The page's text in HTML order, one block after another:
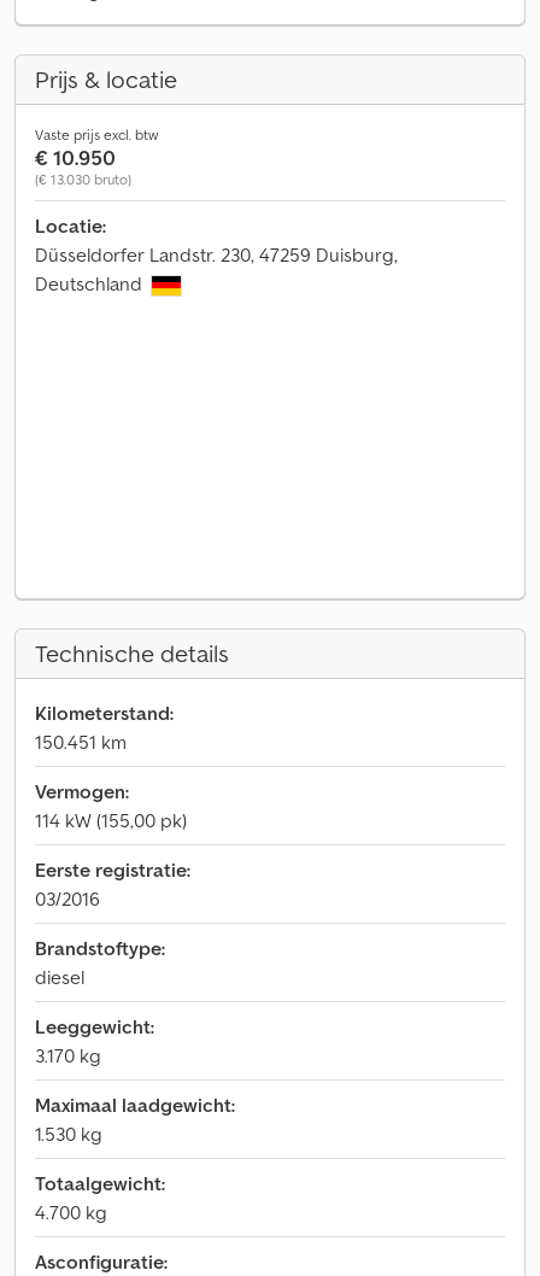
Prijs & locatie
Vaste prijs excl. btw
€ 10.950
(€ 13.030 bruto)
Locatie:
Düsseldorfer Landstr. 230, 47259 Duisburg,
Deutschland
Technische details
Kilometerstand:
150.451 km
Vermogen:
114 kW (155,00 pk)
Eerste registratie:
03/2016
Brandstoftype:
diesel
Leeggewicht:
3.170 kg
Maximaal laadgewicht:
1.530 kg
Totaalgewicht:
4.700 kg
Asconfiguratie: